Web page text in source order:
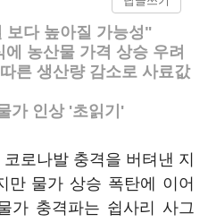
보다 높아질 가능성"
농산물 가격 상승 우려
른 생산량 감소로 사료값
가 인상 '초읽기'
로나발 충격을 버텨낸 지
만 물가 상승 폭탄에 이어
가 충격파는 쉽사리 사그